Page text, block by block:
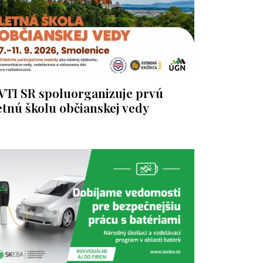
SR spoluorganizuje prvú
školu občianskej vedy